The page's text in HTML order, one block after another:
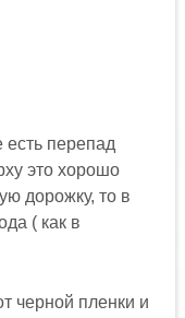
есть перепад
это хорошо
дорожку, то в
( как в
черной пленки и